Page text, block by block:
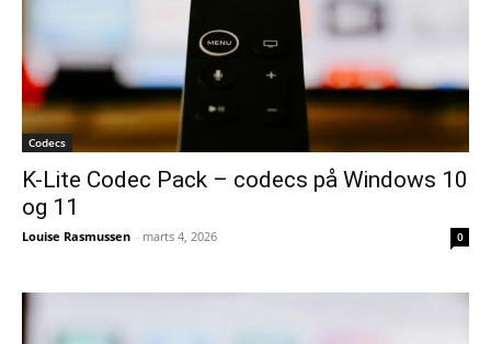
Codecs
K-Lite Codec Pack – codecs på Windows 10
og 11
Louise Rasmussen - marts 4, 2026 0